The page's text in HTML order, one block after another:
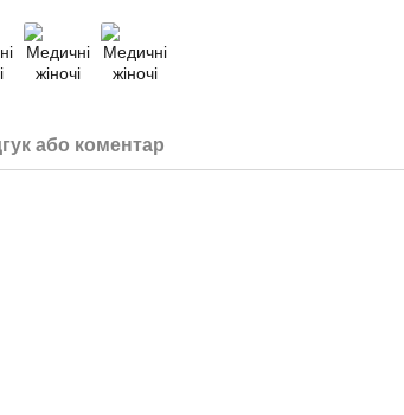
або коментар